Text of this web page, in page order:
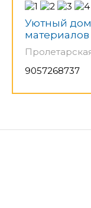
Уютный
9057268737